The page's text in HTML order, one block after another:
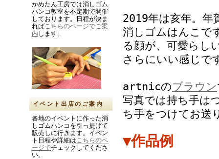
かめたん工房では消しゴム
ハンコ教室を不定期で開催
しております。日程が決ま
ればこちらのページでご案
内 します。
イベント出店のご案内
各地のイベントに作った消
しゴムハンコを引っ提げて
販売しに行きます。イベン
ト日程や詳細はこちらのペ
ージでチェックしてくださ
い。
2019年は亥年。年
消しゴムはんこで
る顔が、可愛らし
さらにいい感じで
artnicのブラウン
写真では持ち手は
ち手をつけてお送
▼作品例